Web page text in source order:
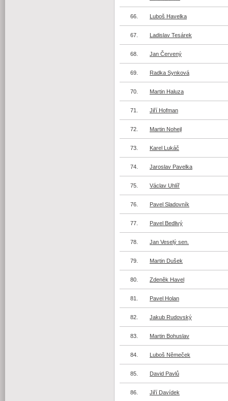
66. Luboš Havelka
67. Ladislav Tesárek
68. Jan Červený
69. Radka Synková
70. Martin Haluza
71. Jiří Hofman
72. Martin Nohejl
73. Karel Lukáč
74. Jaroslav Pavelka
75. Václav Uhlíř
76. Pavel Sladovník
77. Pavel Bedlivý
78. Jan Veselý sen.
79. Martin Dušek
80. Zdeněk Havel
81. Pavel Holan
82. Jakub Rudovský
83. Martin Bohuslav
84. Luboš Němeček
85. David Pavlů
86. Jiří Davídek